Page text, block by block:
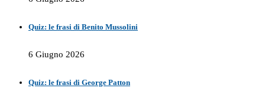
Quiz: le frasi di Benito Mussolini
6 Giugno 2026
Quiz: le frasi di George Patton